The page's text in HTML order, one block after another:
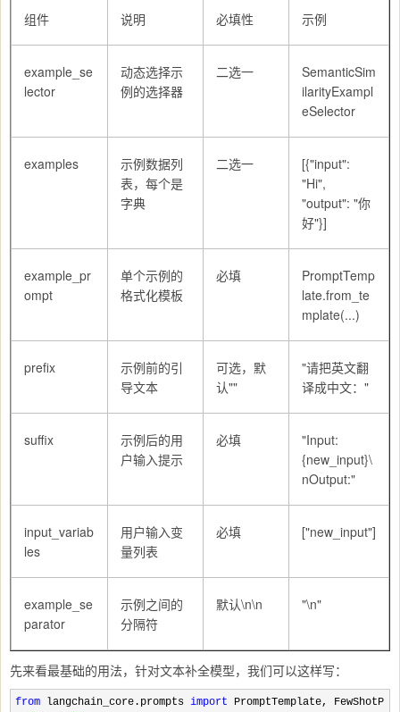
组件 说明 必填性 示例
example_se
lector
动态选择示
例的选择器
二选一
SemanticSim
ilarityExampl
eSelector
examples
示例数据列
表，每个是
字典
二选一
[{"input":
"Hi",
"output": "你
好"}]
example_pr
ompt
单个示例的
格式化模板
必填
PromptTemp
late.from_te
mplate(...)
prefix
示例前的引
导文本
可选，默
认""
"请把英文翻
译成中文："
suffix
示例后的用
户输入提示
必填
"Input:
{new_input}\
nOutput:"
input_variab
les
用户输入变
量列表
必填 ["new_input"]
example_se
parator
示例之间的
分隔符
默认\n\n "\n"
先来看最基础的用法，针对文本补全模型，我们可以这样写：
from langchain_core.prompts import